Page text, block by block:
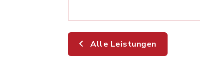
Alle Leistungen